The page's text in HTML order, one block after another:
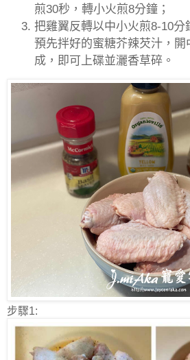
煎30秒，轉小火煎8分鐘；
把雞翼反轉以中小火煎8-10分
預先拌好的蜜糖芥辣芡汁，開
成，即可上碟並灑香草碎。
步驟1: